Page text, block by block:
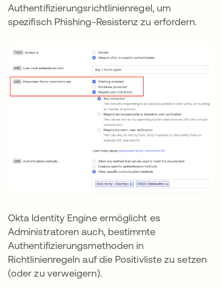
Authentifizierungsrichtlinienregel, um
spezifisch Phishing-Resistenz zu erfordern.
Okta Identity Engine ermöglicht es
Administratoren auch, bestimmte
Authentifizierungsmethoden in
Richtlinienregeln auf die Positivliste zu setzen
(oder zu verweigern).